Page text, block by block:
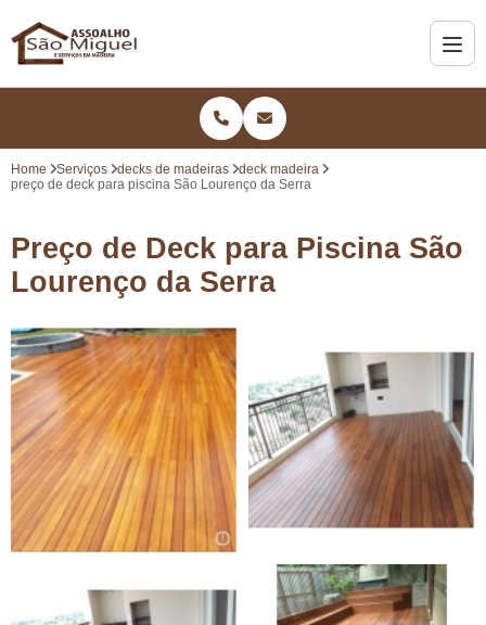
Home Serviços decks de madeiras
deck madeira
preço de deck para piscina São Lourenço da Serra
Preço de Deck para Piscina São
Lourenço da Serra